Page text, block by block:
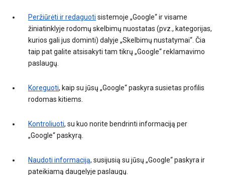
Peržiūrėti ir redaguoti sistemoje „Google“ ir visame
žiniatinklyje rodomų skelbimų nuostatas (pvz., kategorijas,
kurios gali jus dominti) dalyje „Skelbimų nustatymai“. Čia
taip pat galite atsisakyti tam tikrų „Google“ reklamavimo
paslaugų.
Koreguoti, kaip su jūsų „Google“ paskyra susietas profilis
rodomas kitiems.
Kontroliuoti, su kuo norite bendrinti informaciją per
„Google“ paskyrą.
Naudoti informaciją, susijusią su jūsų „Google“ paskyra ir
pateikiamą daugelyje paslaugų.